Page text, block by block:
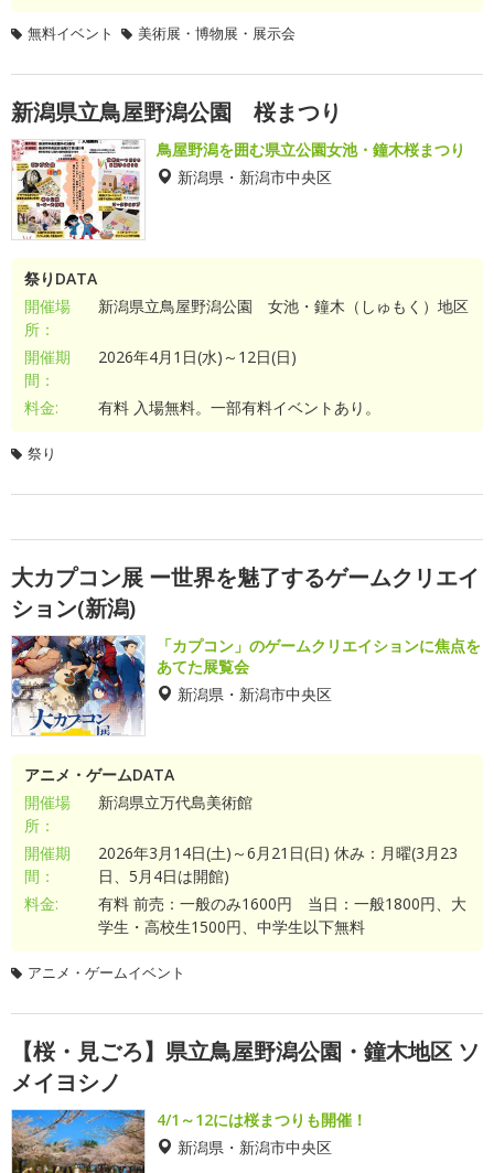
無料イベント 美術展・博物展・展示会
新潟県立鳥屋野潟公園 桜まつり
鳥屋野潟を囲む県立公園女池・鐘木桜まつり
新潟県・新潟市中央区
祭りDATA
開催場
所：
新潟県立鳥屋野潟公園 女池・鐘木（しゅもく）地区
開催期
間：
2026年4月1日(水)～12日(日)
料金: 有料 入場無料。一部有料イベントあり。
祭り
大カプコン展 ー世界を魅了するゲームクリエイ
ション(新潟)
「カプコン」のゲームクリエイションに焦点を
あてた展覧会
新潟県・新潟市中央区
アニメ・ゲームDATA
開催場
所：
新潟県立万代島美術館
開催期
間：
2026年3月14日(土)～6月21日(日) 休み：月曜(3月23
日、5月4日は開館)
料金:
有料 前売：一般のみ1600円 当日：一般1800円、大
学生・高校生1500円、中学生以下無料
アニメ・ゲームイベント
【桜・見ごろ】県立鳥屋野潟公園・鐘木地区 ソ
メイヨシノ
4/1～12には桜まつりも開催！
新潟県・新潟市中央区